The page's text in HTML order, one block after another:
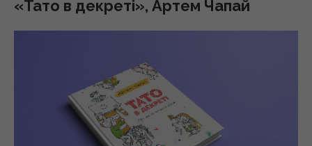
«Тато в декреті», Артем Чапай